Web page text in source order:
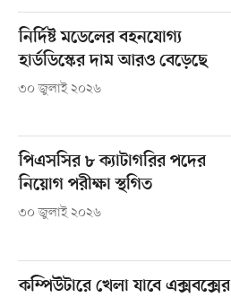
নির্দিষ্ট মডেলের বহনযোগ্য
হার্ডডিস্কের দাম আরও বেড়েছে
৩০ জুলাই ২০২৬
পিএসসির ৮ ক্যাটাগরির পদের
নিয়োগ পরীক্ষা স্থগিত
৩০ জুলাই ২০২৬
কম্পিউটারে খেলা যাবে এক্সবক্সের